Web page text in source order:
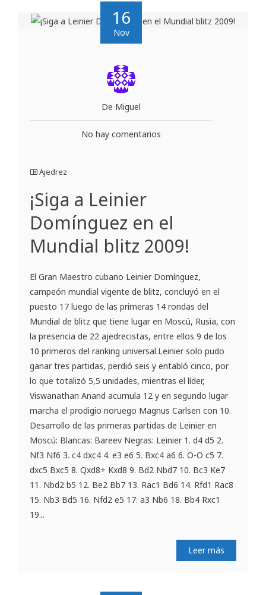
16
Nov
De Miguel
No hay comentarios
Ajedrez
¡Siga a Leinier
Domínguez en el
Mundial blitz 2009!
El Gran Maestro cubano Leinier Domínguez,
campeón mundial vigente de blitz, concluyó en el
puesto 17 luego de las primeras 14 rondas del
Mundial de blitz que tiene lugar en Moscú, Rusia, con
la presencia de 22 ajedrecistas, entre ellos 9 de los
10 primeros del ranking universal.Leinier solo pudo
ganar tres partidas, perdió seis y entabló cinco, por
lo que totalizó 5,5 unidades, mientras el líder,
Viswanathan Anand acumula 12 y en segundo lugar
marcha el prodigio noruego Magnus Carlsen con 10.
Desarrollo de las primeras partidas de Leinier en
Moscú: Blancas: Bareev Negras: Leinier 1. d4 d5 2.
Nf3 Nf6 3. c4 dxc4 4. e3 e6 5. Bxc4 a6 6. O-O c5 7.
dxc5 Bxc5 8. Qxd8+ Kxd8 9. Bd2 Nbd7 10. Bc3 Ke7
11. Nbd2 b5 12. Be2 Bb7 13. Rac1 Bd6 14. Rfd1 Rac8
15. Nb3 Bd5 16. Nfd2 e5 17. a3 Nb6 18. Bb4 Rxc1
19...
Leer más